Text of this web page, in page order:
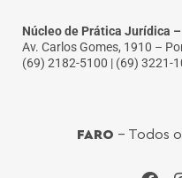
Núcleo de Prática Jurídica –
Av. Carlos Gomes, 1910 –
(69) 2182-5100 | (69) 3221-
FARO - Todos